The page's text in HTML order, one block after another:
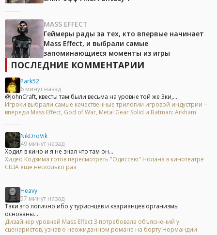
MASS EFFECT
Геймеры рады за тех, кто впервые начинает
Mass Effect, и выбрали самые
запоминающиеся моменты из игры
ПОСЛЕДНИЕ КОММЕНТАРИИ
Park52
6 минут назад
@JohnCraft, квесты там были весьма на уровне той же 3ки,...
Игроки выбрали самые качественные трилогии игровой индустрии –
впереди Mass Effect, God of War, Metal Gear Solid и Batman: Arkham
NikDroVik
49 минут назад
Ходил в кино и я не знал что там он...
Хидео Кодзима готов пересмотреть "Одиссею" Нолана в кинотеатре
США еще несколько раз
Heavy
57 минут назад
Таки это логично ибо у туриснцев и кварианцев организмы
основаны...
Дизайнер уровней Mass Effect 3 потребовала объяснений у
сценаристов, узнав о неожиданном романе на борту Нормандии